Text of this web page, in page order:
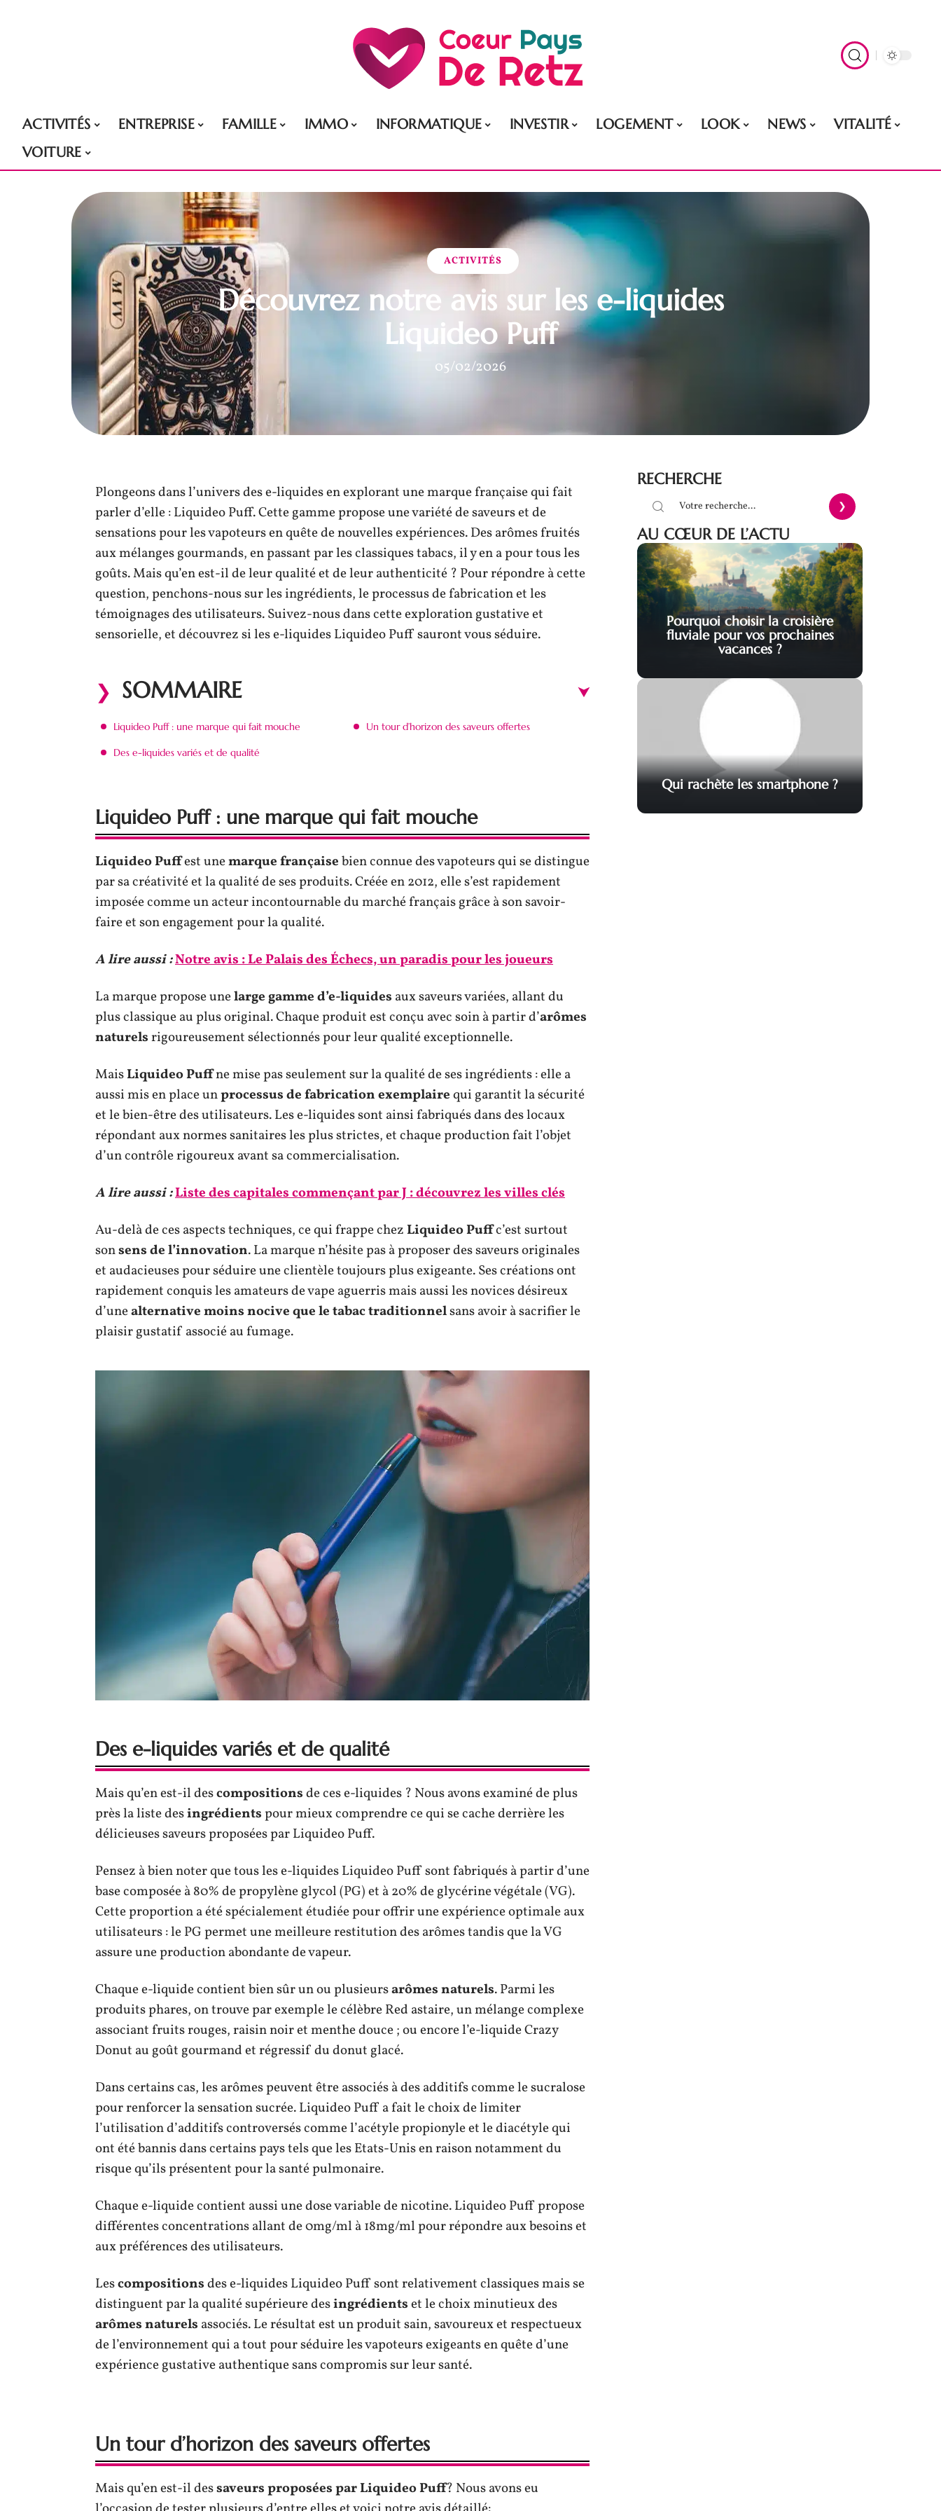
ACTIVITÉS ENTREPRISE FAMILLE IMMO INFORMATIQUE INVESTIR LOGEMENT LOOK NEWS
VITALITÉ
VOITURE
ACTIVITÉS
Découvrez notre avis sur les e-liquides
Liquideo Puff
05/02/2026
Plongeons dans l’univers des e-liquides en explorant une marque française qui fait
parler d’elle : Liquideo Puff. Cette gamme propose une variété de saveurs et de
sensations pour les vapoteurs en quête de nouvelles expériences. Des arômes fruités
aux mélanges gourmands, en passant par les classiques tabacs, il y en a pour tous les
goûts. Mais qu’en est-il de leur qualité et de leur authenticité ? Pour répondre à cette
question, penchons-nous sur les ingrédients, le processus de fabrication et les
témoignages des utilisateurs. Suivez-nous dans cette exploration gustative et
sensorielle, et découvrez si les e-liquides Liquideo Puff sauront vous séduire.
SOMMAIRE
Liquideo Puff : une marque qui fait mouche
Des e-liquides variés et de qualité
Un tour d’horizon des saveurs offertes
Liquideo Puff : une marque qui fait mouche
Liquideo Puffest unemarque françaisebien connue des vapoteurs qui se distingue
par sa créativité et la qualité de ses produits. Créée en 2012, elle s’est rapidement
imposée comme un acteur incontournable du marché français grâce à son savoir-
faire et son engagement pour la qualité.
A lire aussi :Notre avis : Le Palais des Échecs, un paradis pour les joueurs
La marque propose unelarge gamme d’e-liquides aux saveurs variées, allant du
plus classique au plus original. Chaque produit est conçu avec soin à partir d’arômes
naturelsrigoureusement sélectionnés pour leur qualité exceptionnelle.
MaisLiquideo Puffne mise pas seulement sur la qualité de ses ingrédients : elle a
aussi mis en place unprocessus de fabrication exemplairequi garantit la sécurité
et le bien-être des utilisateurs. Les e-liquides sont ainsi fabriqués dans des locaux
répondant aux normes sanitaires les plus strictes, et chaque production fait l’objet
d’un contrôle rigoureux avant sa commercialisation.
A lire aussi :Liste des capitales commençant par J : découvrez les villes clés
Au-delà de ces aspects techniques, ce qui frappe chezLiquideo Puffc’est surtout
sonsens de l’innovation. La marque n’hésite pas à proposer des saveurs originales
et audacieuses pour séduire une clientèle toujours plus exigeante. Ses créations ont
rapidement conquis les amateurs de vape aguerris mais aussi les novices désireux
d’unealternative moins nocive que le tabac traditionnelsans avoir à sacrifier le
plaisir gustatif associé au fumage.
Des e-liquides variés et de qualité
Mais qu’en est-il descompositionsde ces e-liquides ? Nous avons examiné de plus
près la liste desingrédientspour mieux comprendre ce qui se cache derrière les
délicieuses saveurs proposées par Liquideo Puff.
Pensez à bien noter que tous les e-liquides Liquideo Puff sont fabriqués à partir d’une
base composée à 80% de propylène glycol (PG) et à 20% de glycérine végétale (VG).
Cette proportion a été spécialement étudiée pour offrir une expérience optimale aux
utilisateurs : le PG permet une meilleure restitution des arômes tandis que la VG
assure une production abondante de vapeur.
Chaque e-liquide contient bien sûr un ou plusieursarômes naturels. Parmi les
produits phares, on trouve par exemple le célèbre Red astaire, un mélange complexe
associant fruits rouges, raisin noir et menthe douce ; ou encore l’e-liquide Crazy
Donut au goût gourmand et régressif du donut glacé.
Dans certains cas, les arômes peuvent être associés à des additifs comme le sucralose
pour renforcer la sensation sucrée. Liquideo Puff a fait le choix de limiter
l’utilisation d’additifs controversés comme l’acétyle propionyle et le diacétyle qui
ont été bannis dans certains pays tels que les Etats-Unis en raison notamment du
risque qu’ils présentent pour la santé pulmonaire.
Chaque e-liquide contient aussi une dose variable de nicotine. Liquideo Puff propose
différentes concentrations allant de 0mg/ml à 18mg/ml pour répondre aux besoins et
aux préférences des utilisateurs.
Lescompositionsdes e-liquides Liquideo Puff sont relativement classiques mais se
distinguent par la qualité supérieure desingrédientset le choix minutieux des
arômes naturels associés. Le résultat est un produit sain, savoureux et respectueux
de l’environnement qui a tout pour séduire les vapoteurs exigeants en quête d’une
expérience gustative authentique sans compromis sur leur santé.
Un tour d’horizon des saveurs offertes
Mais qu’en est-il dessaveurs proposées par Liquideo Puff? Nous avons eu
RECHERCHE
AU CŒUR DE L’ACTU
Pourquoi choisir la croisière
fluviale pour vos prochaines
vacances ?
Qui rachète les smartphone ?